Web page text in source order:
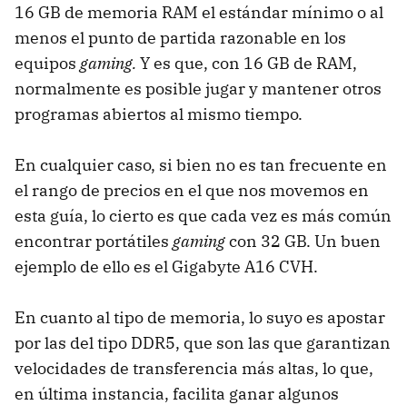
16 GB de memoria RAM el estándar mínimo o al
menos el punto de partida razonable en los
equipos gaming. Y es que, con 16 GB de RAM,
normalmente es posible jugar y mantener otros
programas abiertos al mismo tiempo.
En cualquier caso, si bien no es tan frecuente en
el rango de precios en el que nos movemos en
esta guía, lo cierto es que cada vez es más común
encontrar portátiles gamingcon 32 GB. Un buen
ejemplo de ello es el Gigabyte A16 CVH.
En cuanto al tipo de memoria, lo suyo es apostar
por las del tipo DDR5, que son las que garantizan
velocidades de transferencia más altas, lo que,
en última instancia, facilita ganar algunos